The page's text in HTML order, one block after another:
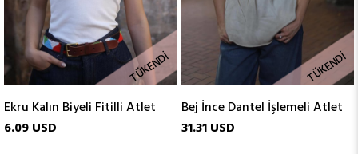
TÜKENDI
Ekru Kalın Biyeli Fitilli Atlet
6.09 USD
TÜKENDI
Bej İnce Dantel İşlemeli Atlet
31.31 USD